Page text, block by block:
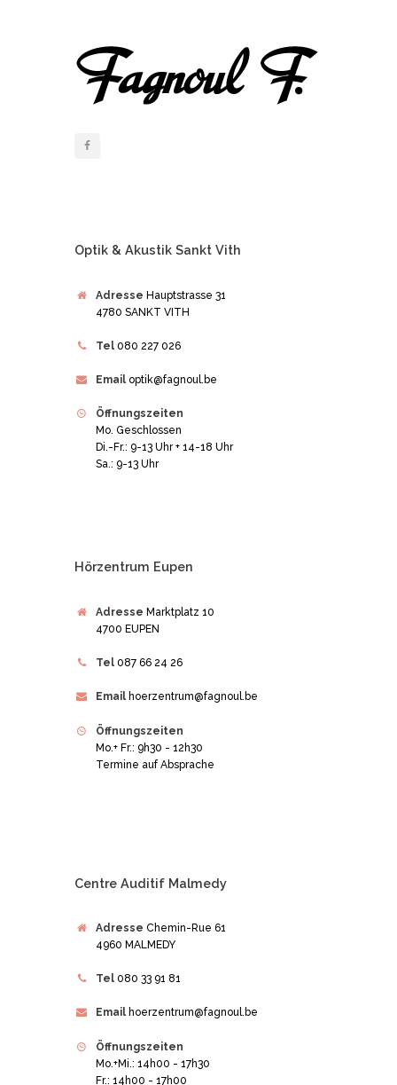
Optik & Akustik Sankt Vith
Adresse Hauptstrasse 31
4780 SANKT VITH
Tel 080 227 026
Email optik@fagnoul.be
Öffnungszeiten
Mo. Geschlossen
Di.-Fr.: 9-13 Uhr + 14-18 Uhr
Sa.: 9-13 Uhr
Hörzentrum Eupen
Adresse Marktplatz 10
4700 EUPEN
Tel 087 66 24 26
Email hoerzentrum@fagnoul.be
Öffnungszeiten
Mo.+ Fr.: 9h30 - 12h30
Termine auf Absprache
Centre Auditif Malmedy
Adresse Chemin-Rue 61
4960 MALMEDY
Tel 080 33 91 81
Email hoerzentrum@fagnoul.be
Öffnungszeiten
Mo.+Mi.: 14h00 - 17h30
Fr.: 14h00 - 17h00